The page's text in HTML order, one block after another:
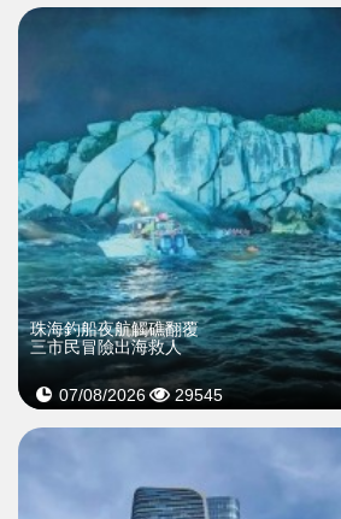
珠海釣船夜航觸礁翻覆
三市民冒險出海救人
07/08/2026 29545